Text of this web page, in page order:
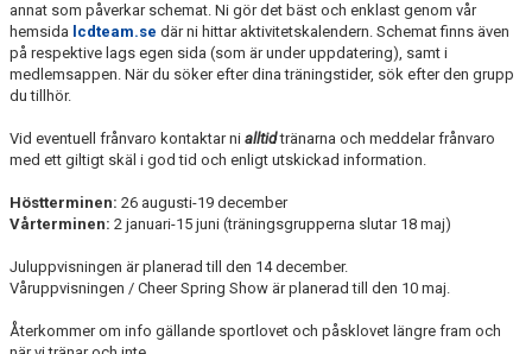
annat som påverkar schemat. Ni gör det bäst och enklast genom vår
hemsida lcdteam.se där ni hittar aktivitetskalendern. Schemat finns även
på respektive lags egen sida (som är under uppdatering), samt i
medlemsappen. När du söker efter dina träningstider, sök efter den grupp
du tillhör.
Vid eventuell frånvaro kontaktar ni alltidtränarna och meddelar frånvaro
med ett giltigt skäl i god tid och enligt utskickad information.
Höstterminen: 26 augusti-19 december
Vårterminen: 2 januari-15 juni (träningsgrupperna slutar 18 maj)
Juluppvisningen är planerad till den 14 december.
Våruppvisningen / Cheer Spring Show är planerad till den 10 maj.
Återkommer om info gällande sportlovet och påsklovet längre fram och